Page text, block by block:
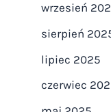
wrzesień
sierpień
lipiec 2025
czerwiec